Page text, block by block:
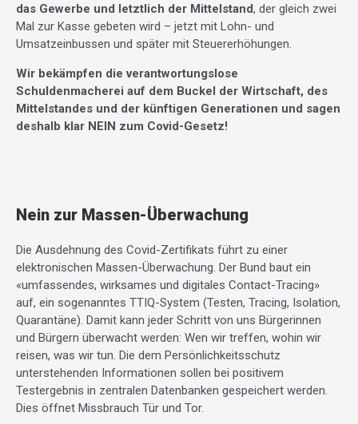
das Gewerbe und letztlich der Mittelstand, der gleich zwei
Mal zur Kasse gebeten wird – jetzt mit Lohn- und
Umsatzeinbussen und später mit Steuererhöhungen.
Wir bekämpfen die verantwortungslose
Schuldenmacherei auf dem Buckel der Wirtschaft, des
Mittelstandes und der künftigen Generationen und sagen
deshalb klar NEIN zum Covid-Gesetz!
Nein zur Massen-Überwachung
Die Ausdehnung des Covid-Zertifikats führt zu einer
elektronischen Massen-Überwachung. Der Bund baut ein
«umfassendes, wirksames und digitales Contact-Tracing»
auf, ein sogenanntes TTIQ-System (Testen, Tracing, Isolation,
Quarantäne). Damit kann jeder Schritt von uns Bürgerinnen
und Bürgern überwacht werden: Wen wir treffen, wohin wir
reisen, was wir tun. Die dem Persönlichkeitsschutz
unterstehenden Informationen sollen bei positivem
Testergebnis in zentralen Datenbanken gespeichert werden.
Dies öffnet Missbrauch Tür und Tor.